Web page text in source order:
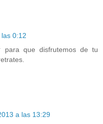
0:12
para que disfrutemos de tu
a las 13:29